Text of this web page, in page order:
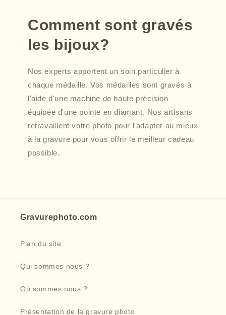
Comment sont gravés
les bijoux?
Nos experts apportent un soin particulier à
chaque médaille. Vos médailles sont gravés à
l'aide d'une machine de haute précision
équipée d'une pointe en diamant. Nos artisans
retravaillent votre photo pour l'adapter au mieux
à la gravure pour vous offrir le meilleur cadeau
possible.
Gravurephoto.com
Plan du site
Qui sommes nous ?
Où sommes nous ?
Présentation de la gravure photo